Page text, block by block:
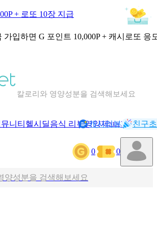
+ 로또 10장 지급
가입하면 G 포인트 10,000P + 캐시로또 응
혈당 · 다이어트 음식 검색해보세요
니티 헬시딜음식 리뷰영양제NEW기록
캐시리뷰 친구
0 0
양성분을 검색해보세요
어트 음식 검색해보세요
제 리뷰를 찾아보세요